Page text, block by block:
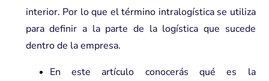
interior. Por lo que el término intralogística se utiliza
para definir a la parte de la logística que sucede
dentro de la empresa.
En este artículo conocerás qué es la